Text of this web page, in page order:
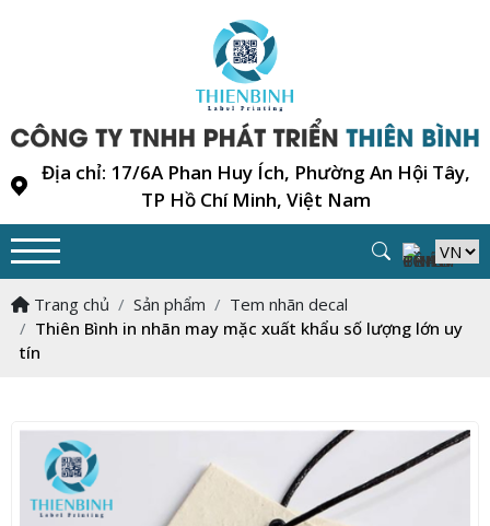
Địa chỉ: 17/6A Phan Huy Ích, Phường An Hội Tây,
TP Hồ Chí Minh, Việt Nam
Trang chủ Sản phẩm
Tem nhãn decal
Thiên Bình in nhãn may mặc xuất khẩu số lượng lớn uy
tín